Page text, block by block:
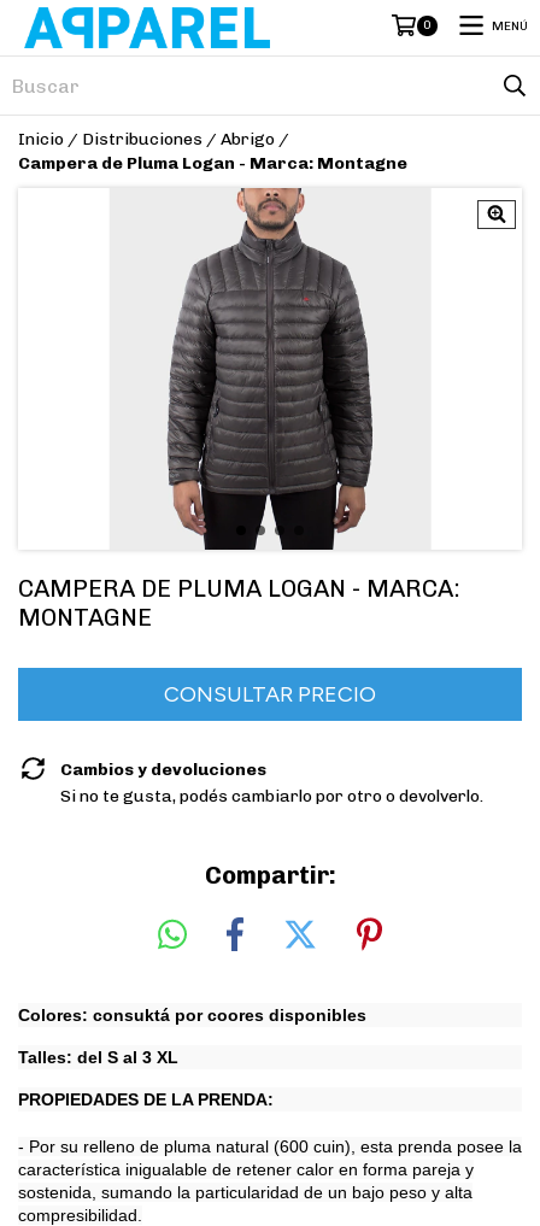
0 MENÚ
Inicio / Distribuciones / Abrigo /
Campera de Pluma Logan - Marca: Montagne
CAMPERA DE PLUMA LOGAN - MARCA:
MONTAGNE
Cambios y devoluciones
Si no te gusta, podés cambiarlo por otro o devolverlo.
Compartir:
Colores: consuktá por coores disponibles
Talles: del S al 3 XL
PROPIEDADES DE LA PRENDA:
- Por su relleno de pluma natural (600 cuin), esta prenda posee la
característica inigualable de retener calor en forma pareja y
sostenida, sumando la particularidad de un bajo peso y alta
compresibilidad.